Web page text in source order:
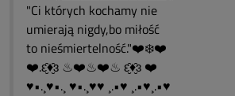
"Ci których kochamy nie
umierają nigdy,bo miłość
to nieśmiertelność."❤️❄️❤️
❤️.ԑ̮̑♦̮̑ɜ ♨❤️♨❤️♨ ԑ̮̑♦̮̑ɜ ❤️
♥•.¸♥•.¸ ♥•.¸♥♥ ¸.•♥ ¸.•♥¸.•♥